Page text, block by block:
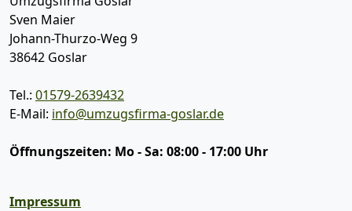
Sven Maier
Johann-Thurzo-Weg 9
38642 Goslar
Tel.: 01579-2639432
E-Mail: info@umzugsfirma-goslar.de
Öffnungszeiten: Mo - Sa: 08:00 - 17:00 Uhr
Impressum